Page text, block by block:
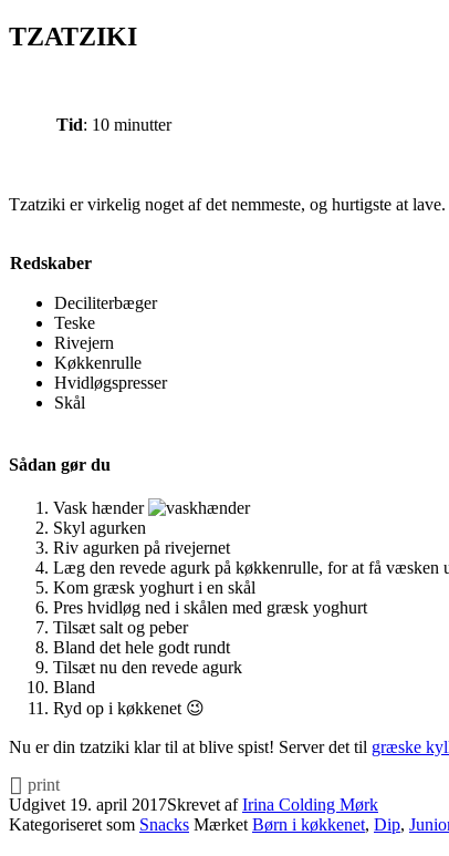
TZATZIKI
Tid: 10 minutter
Tzatziki er virkelig noget af det nemmeste, og hurtigste at
Redskaber
Deciliterbæger
Teske
Rivejern
Køkkenrulle
Hvidløgspresser
Skål
Sådan gør du
Vask hænder
Skyl agurken
Riv agurken på rivejernet
Læg den revede agurk på køkkenrulle, for at få væsken
Kom græsk yoghurt i en skål
Pres hvidløg ned i skålen med græsk yoghurt
Tilsæt salt og peber
Bland det hele godt rundt
Tilsæt nu den revede agurk
Bland
Ryd op i køkkenet 😉
Nu er din tzatziki klar til at blive spist! Server det til græske
print
Udgivet 19. april 2017Skrevet afIrina Colding Mørk
Kategoriseret som Snacks Mærket Børn i køkkenet, Dip,